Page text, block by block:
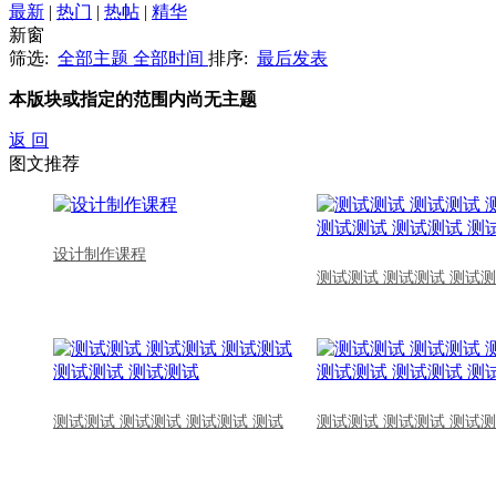
最新 | 热门 | 热帖 | 精华
新窗
筛选: 全部主题 全部时间 排序: 最后发表
本版块或指定的范围内尚无主题
返 回
图文推荐
设计制作课程
测试测试 测试测试 测试
测试测试 测试测试 测试测试 测试 测试测试 测试测试 测试